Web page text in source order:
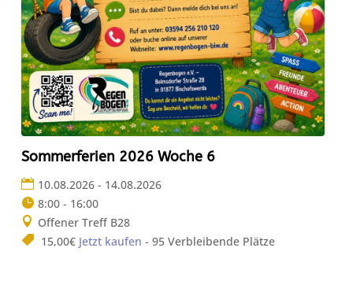
Sommerferien 2026 Woche 6
10.08.2026 - 14.08.2026
8:00 - 16:00
Offener Treff B28
15,00€ Jetzt kaufen - 95 Verbleibende Plätze